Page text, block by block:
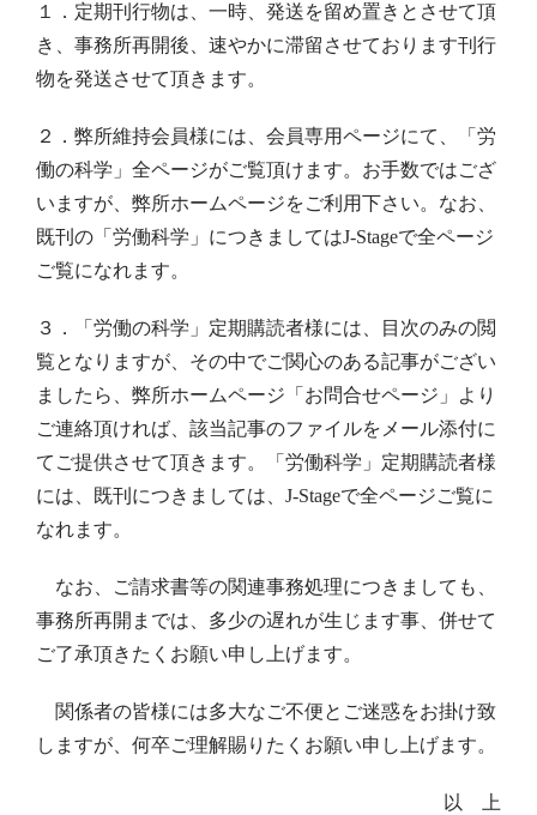
１．定期刊行物は、一時、発送を留め置きとさせて頂
き、事務所再開後、速やかに滞留させております刊行
物を発送させて頂きます。
２．弊所維持会員様には、会員専用ページにて、「労
働の科学」全ページがご覧頂けます。お手数ではござ
いますが、弊所ホームページをご利用下さい。なお、
既刊の「労働科学」につきましてはJ-Stageで全ページ
ご覧になれます。
３．「労働の科学」定期購読者様には、目次のみの閲
覧となりますが、その中でご関心のある記事がござい
ましたら、弊所ホームページ「お問合せページ」より
ご連絡頂ければ、該当記事のファイルをメール添付に
てご提供させて頂きます。「労働科学」定期購読者様
には、既刊につきましては、 J-Stageで全ページご覧に
なれます。
なお、ご請求書等の関連事務処理につきましても、
事務所再開までは、多少の遅れが生じます事、併せて
ご了承頂きたくお願い申し上げます。
関係者の皆様には多大なご不便とご迷惑をお掛け致
しますが、何卒ご理解賜りたくお願い申し上げます。
以 上